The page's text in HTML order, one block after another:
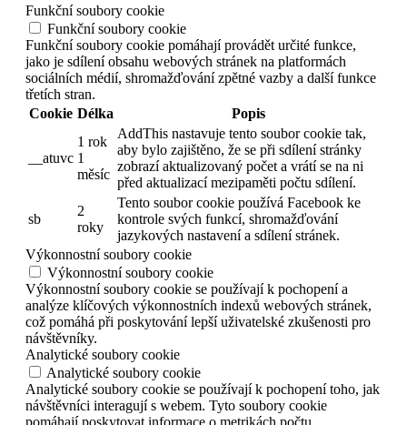
Funkční soubory cookie
Funkční soubory cookie
Funkční soubory cookie pomáhají provádět určité funkce,
jako je sdílení obsahu webových stránek na platformách
sociálních médií, shromažďování zpětné vazby a další funkce
třetích stran.
Cookie Délka Popis
__atuvc
1 rok
1
měsíc
AddThis nastavuje tento soubor cookie tak,
aby bylo zajištěno, že se při sdílení stránky
zobrazí aktualizovaný počet a vrátí se na ni
před aktualizací mezipaměti počtu sdílení.
sb
2
roky
Tento soubor cookie používá Facebook ke
kontrole svých funkcí, shromažďování
jazykových nastavení a sdílení stránek.
Výkonnostní soubory cookie
Výkonnostní soubory cookie
Výkonnostní soubory cookie se používají k pochopení a
analýze klíčových výkonnostních indexů webových stránek,
což pomáhá při poskytování lepší uživatelské zkušenosti pro
návštěvníky.
Analytické soubory cookie
Analytické soubory cookie
Analytické soubory cookie se používají k pochopení toho, jak
návštěvníci interagují s webem. Tyto soubory cookie
pomáhají poskytovat informace o metrikách počtu